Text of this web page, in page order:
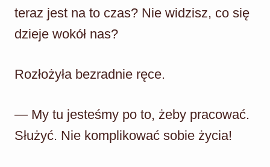
teraz jest na to czas? Nie widzisz, co się
dzieje wokół nas?
Rozłożyła bezradnie ręce.
— My tu jesteśmy po to, żeby pracować.
Służyć. Nie komplikować sobie życia!